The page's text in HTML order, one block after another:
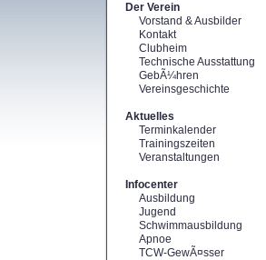
Der Verein
Vorstand & Ausbilder
Kontakt
Clubheim
Technische Ausstattung
GebÃ¼hren
Vereinsgeschichte
Aktuelles
Terminkalender
Trainingszeiten
Veranstaltungen
Infocenter
Ausbildung
Jugend
Schwimmausbildung
Apnoe
TCW-GewÃ¤sser